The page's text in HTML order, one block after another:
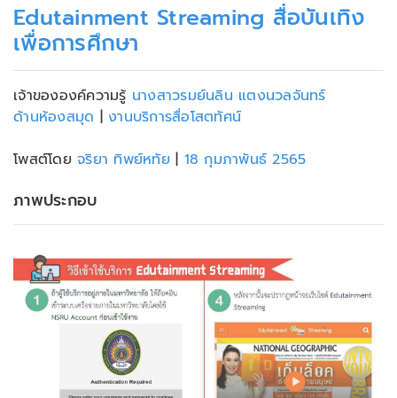
Edutainment Streaming สื่อบันเทิง
เพื่อการศึกษา
เจ้าขององค์ความรู้ นางสาวรมย์นลิน แตงนวลจันทร์
ด้านห้องสมุด | งานบริการสื่อโสตทัศน์
โพสต์โดย จริยา ทิพย์หทัย | 18 กุมภาพันธ์ 2565
ภาพประกอบ